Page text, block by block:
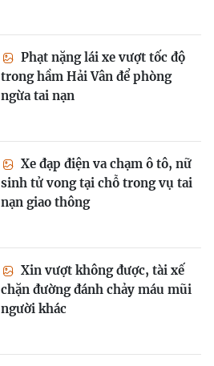
Phạt nặng lái xe vượt tốc độ
trong hầm Hải Vân để phòng
ngừa tai nạn
Xe đạp điện va chạm ô tô, nữ
sinh tử vong tại chỗ trong vụ tai
nạn giao thông
Xin vượt không được, tài xế
chặn đường đánh chảy máu mũi
người khác